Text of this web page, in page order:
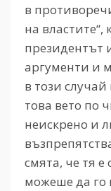
в
на
президентът
аргументи и
в този
това вето по
неискрено и
смята, че тя е
можеше да го